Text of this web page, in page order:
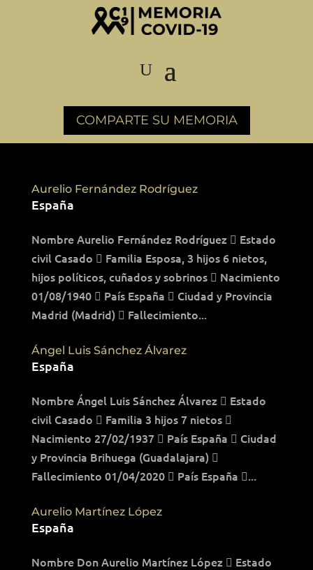
COMPARTE SU MEMORIA
Aurelio Fernández Rodríguez
España
Nombre Aurelio Fernández Rodríguez  Estado
civil Casado  Familia Esposa, 3 hijos 6 nietos,
hijos políticos, cuñados y sobrinos  Nacimiento
01/08/1940  País España  Ciudad y Provincia
Madrid (Madrid)  Fallecimiento...
Ángel Luis Sánchez Álvarez
España
Nombre Ángel Luis Sánchez Álvarez  Estado
civil Casado  Familia 3 hijos 7 nietos 
Nacimiento 27/02/1937  País España  Ciudad
y Provincia Brihuega (Guadalajara) 
Fallecimiento 01/04/2020  País España ...
Aurelio Martínez López
España
Nombre Don Aurelio Martínez López  Estado